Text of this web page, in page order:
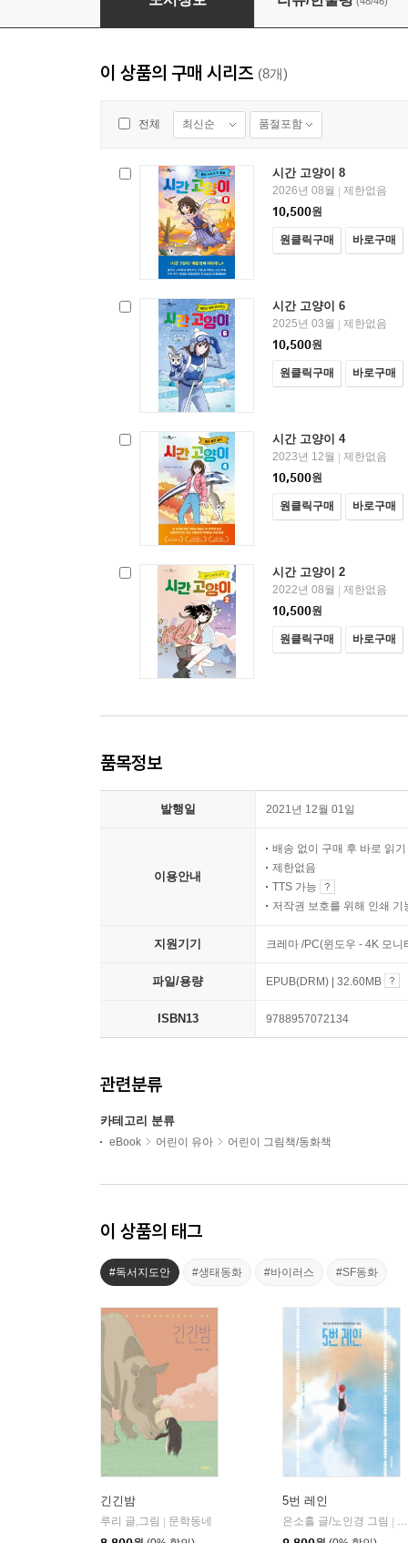
이 상품의 구매 시리즈 (8개)
전체 최신순 품절포함
시간 고양이 8
2026년 08월 | 제한없음
10,500원
원클릭구매 바로구매
시간 고양이 6
2025년 03월 | 제한없음
10,500원
원클릭구매 바로구매
시간 고양이 4
2023년 12월 | 제한없음
10,500원
원클릭구매 바로구매
시간 고양이 2
2022년 08월 | 제한없음
10,500원
원클릭구매 바로구매
품목정보
발행일 2021년 12월 01일
이용안내
배송 없이 구매 후 바로 읽기
제한없음
TTS 가능
저작권 보호를 위해 인쇄 기
지원기기 크레마 /PC(윈도우 - 4K 모
파일/용량 EPUB(DRM) | 32.60MB
ISBN13 9788957072134
관련분류
카테고리 분류
eBook 어린이 유아 어린이 그림책/동화책
이 상품의 태그
#독서지도안 #생태동화 #바이러스 #SF동화
긴긴밤
루리 글,그림 | 문학동네
5번 레인
은소홀 글/노인경 그림 |